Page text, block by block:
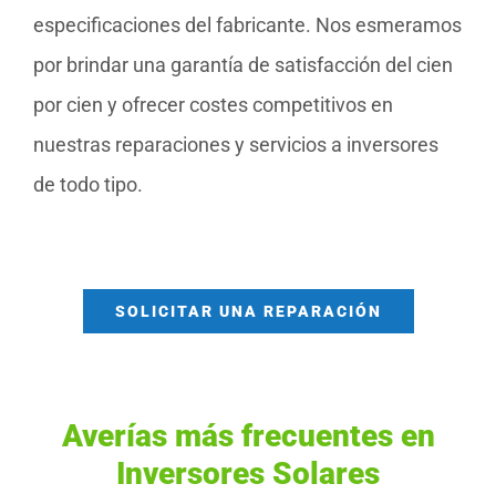
especificaciones del fabricante. Nos esmeramos
por brindar una garantía de satisfacción del cien
por cien y ofrecer costes competitivos en
nuestras reparaciones y servicios a inversores
de todo tipo.
SOLICITAR UNA REPARACIÓN
Averías más frecuentes en
Inversores Solares